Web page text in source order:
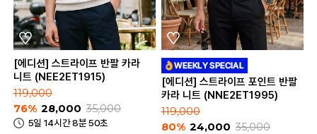
[에디션] 스트라이프 반팔 카라
니트 (NEE2ET1915)
119,000
76% 28,000 35,000
5일 14시간 8분 50초
[에디션] 스트라이프 포인트 반팔
카라 니트 (NNE2ET1995)
119,000
80% 24,000 35,000